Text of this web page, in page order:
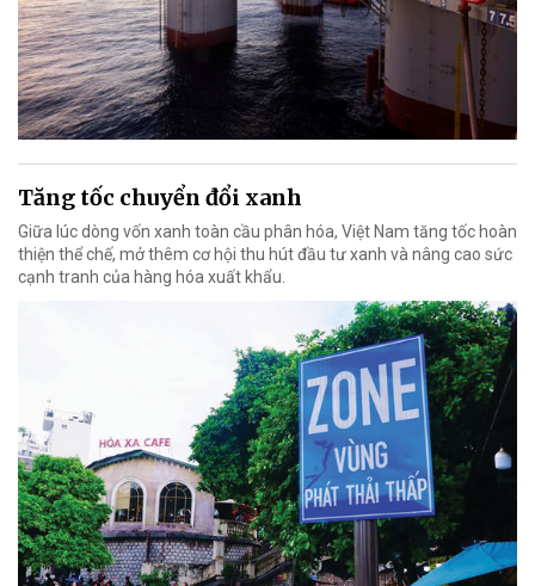
Tăng tốc chuyển đổi xanh
Giữa lúc dòng vốn xanh toàn cầu phân hóa, Việt Nam tăng tốc hoàn
thiện thể chế, mở thêm cơ hội thu hút đầu tư xanh và nâng cao sức
cạnh tranh của hàng hóa xuất khẩu.